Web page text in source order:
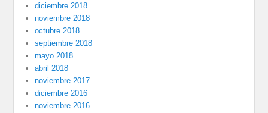
diciembre 2018
noviembre 2018
octubre 2018
septiembre 2018
mayo 2018
abril 2018
noviembre 2017
diciembre 2016
noviembre 2016